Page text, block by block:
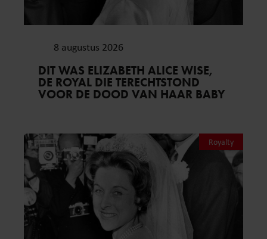
8 augustus 2026
DIT WAS ELIZABETH ALICE WISE,
DE ROYAL DIE TERECHTSTOND
VOOR DE DOOD VAN HAAR BABY
Royalty